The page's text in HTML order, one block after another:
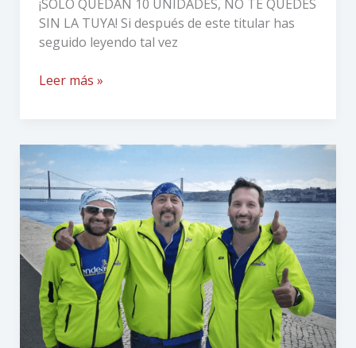
¡SOLO QUEDAN 10 UNIDADES, NO TE QUEDES
SIN LA TUYA! Si después de este titular has
seguido leyendo tal vez
Leer más »
Proyectos
apasionantes:
Endeavor
Maratones